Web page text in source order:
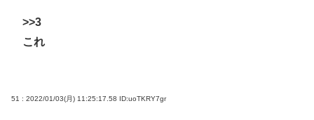
>>3
これ
51 : 2022/01/03(月) 11:25:17.58 ID:uoTKRY7gr